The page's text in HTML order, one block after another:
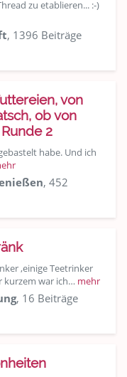
zu etablieren... :-)
, 1396 Beiträge
von
ob von
2
habe. Und ich
, 452
,einige Teetrinker
kurzem war ich… mehr
, 16 Beiträge